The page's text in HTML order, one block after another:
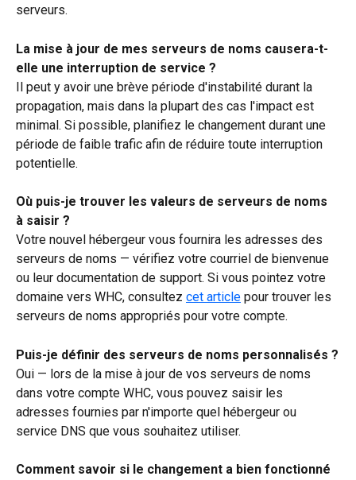
serveurs.
La mise à jour de mes serveurs de noms causera-t-
elle une interruption de service ?
Il peut y avoir une brève période d'instabilité durant la
propagation, mais dans la plupart des cas l'impact est
minimal. Si possible, planifiez le changement durant une
période de faible trafic afin de réduire toute interruption
potentielle.
Où puis-je trouver les valeurs de serveurs de noms
à saisir ?
Votre nouvel hébergeur vous fournira les adresses des
serveurs de noms — vérifiez votre courriel de bienvenue
ou leur documentation de support. Si vous pointez votre
domaine vers WHC, consultez cet article pour trouver les
serveurs de noms appropriés pour votre compte.
Puis-je définir des serveurs de noms personnalisés ?
Oui — lors de la mise à jour de vos serveurs de noms
dans votre compte WHC, vous pouvez saisir les
adresses fournies par n'importe quel hébergeur ou
service DNS que vous souhaitez utiliser.
Comment savoir si le changement a bien fonctionné